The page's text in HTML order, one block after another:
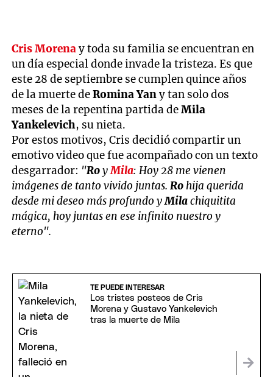
Cris Morenay toda su familia se encuentran en
un día especial donde invade la tristeza. Es que
este 28 de septiembre se cumplen quince años
de la muerte deRomina Yany tan solo dos
meses de la repentina partida deMila
Yankelevich, su nieta.
Por estos motivos, Cris decidió compartir un
emotivo video que fue acompañado con un texto
desgarrador: "RoyMila: Hoy 28 me vienen
imágenes de tanto vivido juntas.Ro hija querida
desde mi deseo más profundo yMilachiquitita
mágica, hoy juntas en ese infinito nuestro y
eterno".
TE PUEDE INTERESAR
Los tristes posteos de Cris
Morena y Gustavo Yankelevich
tras la muerte de Mila